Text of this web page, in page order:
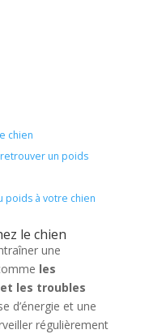
chien
un poids
poids à votre chien
le chien
une
les
les troubles
d’énergie et une
régulièrement